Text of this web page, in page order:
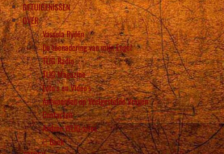
GETUIGENISSEN
OVER
Vassula Rydén
De toenadering van mijn Engel
TLIG Radio
TLIG Magazine
Foto’s en Video’s
Antwoorden op Veelgestelde Vragen
Contacten
Andere WLIG-sites
Back